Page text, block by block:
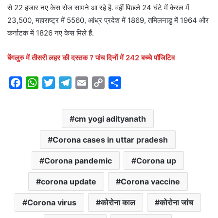
से 22 हजार नए केस रोज सामने आ रहे है. वहीं पिछले 24 घंटे में केरल में
23,500, महाराष्ट्र में 5560, आंध्र प्रदेश में 1869, तमिलनाडु में 1964 और
कर्नाटक में 1826 नए केस मिले हैं.
बेंगलुरु में तीसरी लहर की दस्तक ? पांच दिनों में 242 बच्चे पॉजिटिव
W
s
A
p
p
t
e
r
l
e
g
r
a
m
a
i
l
p
y
L
i
n
k
a
r
e
cm yogi adityanath
Corona cases in uttar pradesh
Corona pandemic Corona up
corona update Corona vaccine
Corona virus कोरोना काल कोरोना जांच